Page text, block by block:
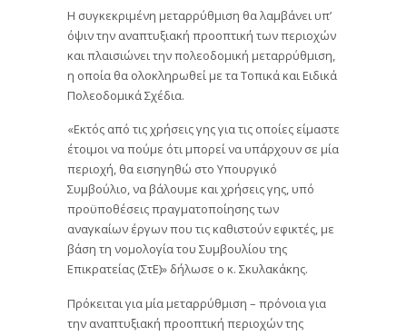
Η συγκεκριμένη μεταρρύθμιση θα λαμβάνει υπ’
όψιν την αναπτυξιακή προοπτική των περιοχών
και πλαισιώνει την πολεοδομική μεταρρύθμιση,
η οποία θα ολοκληρωθεί με τα Τοπικά και Ειδικά
Πολεοδομικά Σχέδια.
«Εκτός από τις χρήσεις γης για τις οποίες είμαστε
έτοιμοι να πούμε ότι μπορεί να υπάρχουν σε μία
περιοχή, θα εισηγηθώ στο Υπουργικό
Συμβούλιο, να βάλουμε και χρήσεις γης, υπό
προϋποθέσεις πραγματοποίησης των
αναγκαίων έργων που τις καθιστούν εφικτές, με
βάση τη νομολογία του Συμβουλίου της
Επικρατείας (ΣτΕ)» δήλωσε ο κ. Σκυλακάκης.
Πρόκειται για μία μεταρρύθμιση – πρόνοια για
την αναπτυξιακή προοπτική περιοχών της